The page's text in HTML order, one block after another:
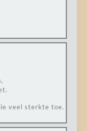
veel sterkte toe.